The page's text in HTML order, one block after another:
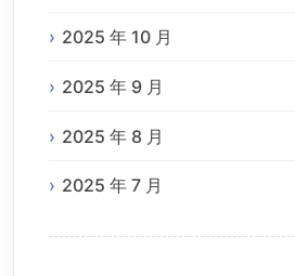
2025 年 10 月
2025 年 9 月
2025 年 8 月
2025 年 7 月